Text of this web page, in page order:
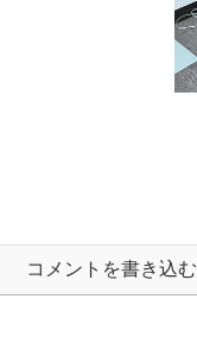
コメントを書き込む